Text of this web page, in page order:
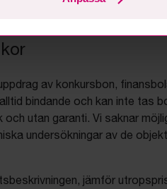
av konkursbon,
bindande och kan inte tas
utan garanti. Vi saknar
undersökningar av de
jämför